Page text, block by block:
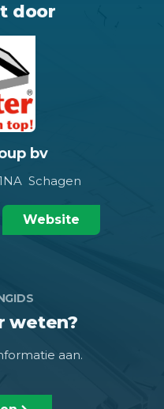
door
bv
Schagen
Website
weten?
aan.